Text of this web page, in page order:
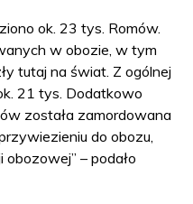
ok. 23 tys. Romów.
w obozie, w tym
tutaj na świat. Z ogólnej
21 tys. Dodatkowo
została zamordowana
do obozu,
– podało